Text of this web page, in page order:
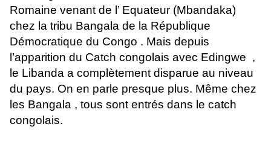
Romaine venant de l’ Equateur (Mbandaka)
chez la tribu Bangala de la République
Démocratique du Congo . Mais depuis
l’apparition du Catch congolais avec Edingwe ,
le Libanda a complètement disparue au niveau
du pays. On en parle presque plus. Même chez
les Bangala , tous sont entrés dans le catch
congolais.